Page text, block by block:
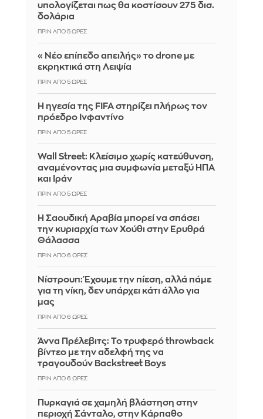
υπολογίζεται πως θα κοστίσουν 275 δισ.
δολάρια
ΠΡΙΝ ΑΠΌ 5 ΏΡΕΣ
«Νέο επίπεδο απειλής» το drone με
εκρηκτικά στη Λειψία
ΠΡΙΝ ΑΠΌ 5 ΏΡΕΣ
Η ηγεσία της FIFA στηρίζει πλήρως τον
πρόεδρο Ινφαντίνο
ΠΡΙΝ ΑΠΌ 5 ΏΡΕΣ
Wall Street: Κλείσιμο χωρίς κατεύθυνση,
αναμένοντας μια συμφωνία μεταξύ ΗΠΑ
και Ιράν
ΠΡΙΝ ΑΠΌ 5 ΏΡΕΣ
Η Σαουδική Αραβία μπορεί να σπάσει
την κυριαρχία των Χούθι στην Ερυθρά
Θάλασσα
ΠΡΙΝ ΑΠΌ 6 ΏΡΕΣ
Νίστρουπ: Έχουμε την πίεση, αλλά πάμε
για τη νίκη, δεν υπάρχει κάτι άλλο για
μας
ΠΡΙΝ ΑΠΌ 6 ΏΡΕΣ
Άννα Πρέλεβιτς: Το τρυφερό throwback
βίντεο με την αδελφή της να
τραγουδούν Backstreet Boys
ΠΡΙΝ ΑΠΌ 6 ΏΡΕΣ
Πυρκαγιά σε χαμηλή βλάστηση στην
περιοχή Σάνταλο, στην Κάρπαθο